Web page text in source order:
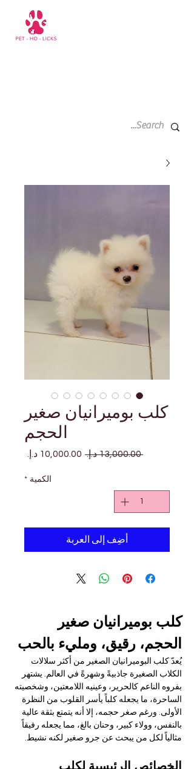
كلب بوميرانيان صغير
الحجم
‏13,000.00 د.إ.‏
سعر
الكمية *
أضِف إلى العربة
كلب بوميرانيان صغير
الحجم، رقيق، ومليء بالحب
يُعدّ كلب البوميرانيان الصغير من أكثر سلالات
الكلاب الصغيرة جاذبيةً وشهرةً في العالم. يشتهر
بفروه الناعم كالحرير، وعينيه اللامعتين، وشخصيته
الساحرة، ما يجعله كلباً يأسر القلوب من النظرة
الأولى. ورغم صغر حجمه، إلا أنه يتمتع بثقة عالية
بالنفس، وولاء كبير، وحنان بالغ، مما يجعله رفيقاً
مثالياً لكل من يبحث عن جرو صغير لكنه نشيط.